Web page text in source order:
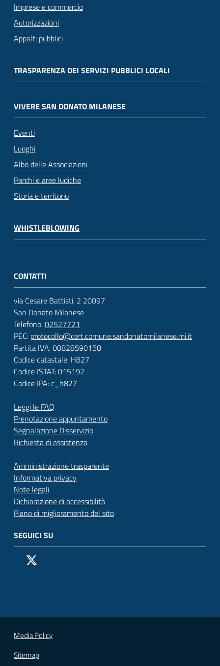
Imprese e commercio
Autorizzazioni
Appalti pubblici
TRASPARENZA DEI SERVIZI PUBBLICI LOCALI
VIVERE SAN DONATO MILANESE
Eventi
Luoghi
Albo delle Associazioni
Parchi e aree ludiche
Storia e territorio
WHISTLEBLOWING
CONTATTI
via Cesare Battisti, 2 20097
San Donato Milanese
Telefono:02527721
PEC: protocollo@cert.comune.sandonatomilanese.mi.it
Partita IVA: 00828590158
Codice catastale: H827
Codice ISTAT: 015192
Codice IPA: c_h827
Leggi le FAQ
Prenotazione appuntamento
Segnalazione Disservizio
Richiesta di assistenza
Amministrazione trasparente
Informativa privacy
Note legali
Dichiarazione di accessibilità
Piano di miglioramento del sito
SEGUICI SU
Pagina Facebook del Comune di San Donato Milanese
Vai alla pagina
Media Policy
Sitemap